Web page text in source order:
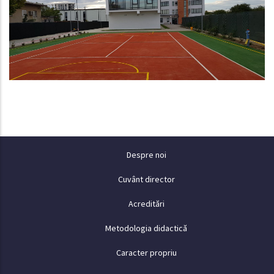
Despre noi
Cuvânt director
Acreditări
Metodologia didactică
Caracter propriu